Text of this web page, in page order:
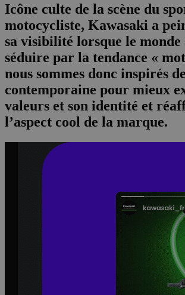
Icône culte de la scène du
motocycliste, Kawasaki a
sa visibilité lorsque le monde
séduire par la tendance «
nous sommes donc inspirés
contemporaine pour mieux
valeurs et son identité et
l’aspect cool de la marque.